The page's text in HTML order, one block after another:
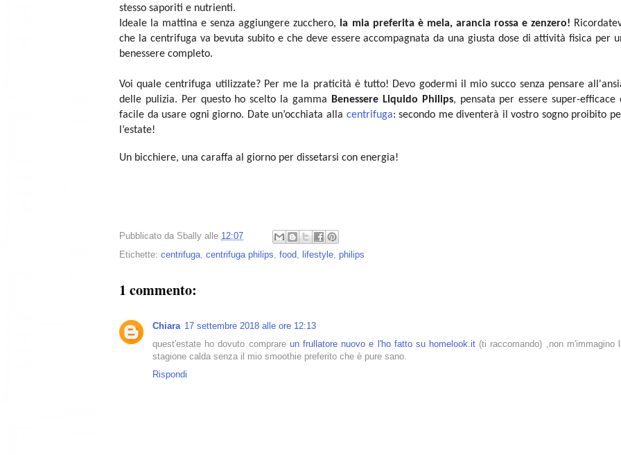
stesso saporiti e nutrienti.
Ideale la mattina e senza aggiungere zucchero,
la mia preferita è mela, arancia rossa e zenzero!
che la centrifuga va bevuta subito e che deve essere accompagnata da una giusta dose di attività fisica per
benessere completo.
Voi quale centrifuga utilizzate? Per me la praticità è tutto! Devo godermi il mio succo senza pensare
delle pulizia. Per questo ho scelto la gamma
Benessere Liquido Philips, pensata per essere super-efficace
facile da usare ogni giorno. Date un’occhiata alla centrifuga: secondo me diventerà il vostro sogno proibito
l’estate!
Un bicchiere, una caraffa al giorno per dissetarsi con energia!
Pubblicato da Sbally alle 12:07
Etichette: centrifuga centrifuga philips food lifestyle philips
1 commento:
Chiara 17 settembre 2018 alle ore 12:13
quest'estate ho dovuto comprare un frullatore nuovo e l'ho fatto su homelook.it (ti raccomando) ,non m'immagino
stagione calda senza il mio smoothie preferito che è pure sano.
Rispondi